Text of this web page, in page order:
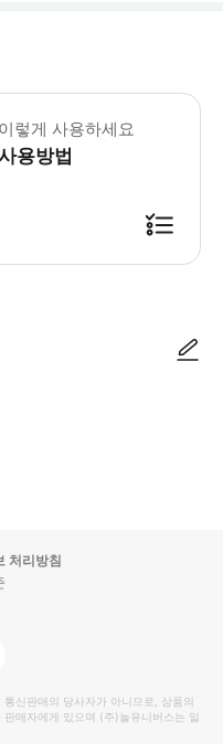
경로 & 일정 * 피우미치노 공항
하물 정보 * 수하물 보관은 무료로
용요건 * 만 0-5세는 반드시 티
가정보 * 휠체어 수용이 가능한 차
우처 유효기간 * 본 바우처는 예
이렇게 사용하세요
용방법
처리방침
신판매의 당사자가 아니므로, 상품의
매자에게 있으며 (주)놀유니버스는 일